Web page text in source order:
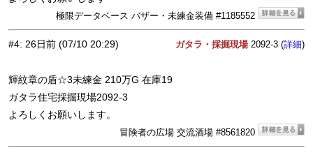
極限データベース バザー・未練金装備 #1185552
#4: 26日前 (07/10 20:29) ガタラ・採掘現場2092-3 (詳細)
輝紋章の盾☆3未練金 210万G 在庫19
ガタラ住宅採掘現場2092-3
よろしくお願いします。
冒険者の広場 交流酒場 #8561820